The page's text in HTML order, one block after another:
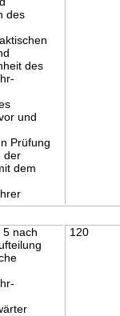
des
des
und
Prüfung
der
dem
5 nach
120